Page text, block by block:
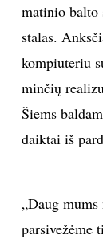
matinio balto
stalas.
kompiuteriu
minčių
Šiems
daiktai iš
„Daug
parsivežėme